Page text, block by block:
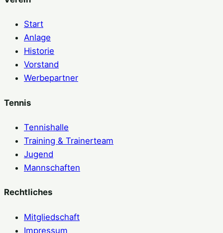
Start
Anlage
Historie
Vorstand
Werbepartner
Tennis
Tennishalle
Training & Trainerteam
Jugend
Mannschaften
Rechtliches
Mitgliedschaft
Impressum